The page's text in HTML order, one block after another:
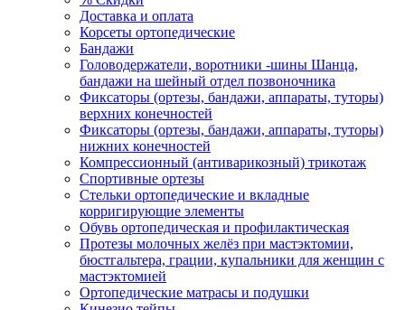
Доставка и оплата
Корсеты ортопедические
Бандажи
Головодержатели, воротники -шины Шанца,
бандажи на шейный отдел позвоночника
Фиксаторы (ортезы, бандажи, аппараты, туторы)
верхних конечностей
Фиксаторы (ортезы, бандажи, аппараты, туторы)
нижних конечностей
Компрессионный (антиварикозный) трикотаж
Спортивные ортезы
Стельки ортопедические и вкладные
корригирующие элементы
Обувь ортопедическая и профилактическая
Протезы молочных желёз при мастэктомии,
бюстгальтера, грации, купальники для женщин с
мастэктомией
Ортопедические матрасы и подушки